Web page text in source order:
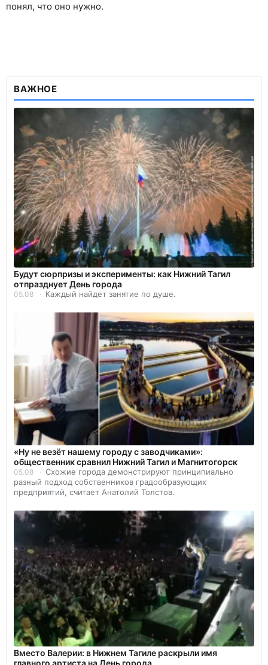
понял, что оно нужно.
ВАЖНОЕ
Будут сюрпризы и эксперименты: как Нижний Тагил
отпразднует День города
05.08 Каждый найдет занятие по душе.
«Ну не везёт нашему городу с заводчиками»:
общественник сравнил Нижний Тагил и Магнитогорск
05.08
Схожие города демонстрируют принципиально
разный подход собственников градообразующих
предприятий, считает Анатолий Толстов.
Вместо Валерии: в Нижнем Тагиле раскрыли имя
главного артиста на День города